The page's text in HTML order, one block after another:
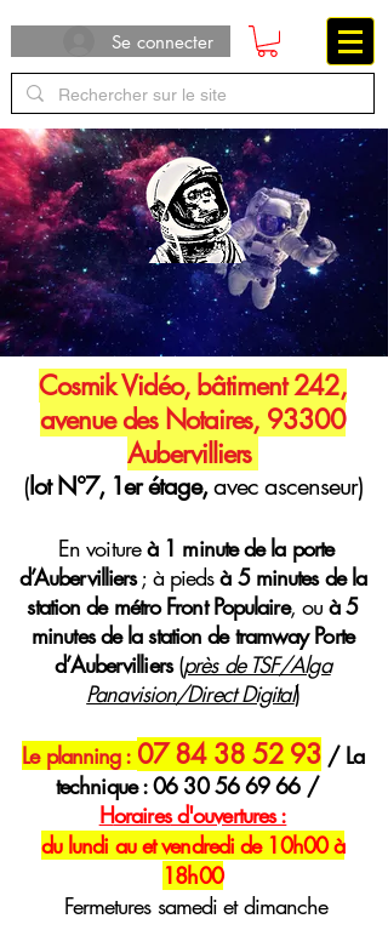
Se connecter
Cosmik Vidéo, bâtiment 242,
avenue des Notaires, 93300
Aubervilliers
(lot N°7, 1er étage,avec ascenseur)
En voitureà 1 minute de la porte
d’Aubervilliers; à piedsà 5 minutes de la
station de métro Front Populaire, ouà 5
minutes de la station de tramway Porte
d’Aubervilliers(près de TSF/Alga
Panavision/Direct Digital)
Le planning : 07 84 38 52 93 / La
technique :06 30 56 69 66/
Horairesd'ouvertures :
du lundi au et vendredi de 10h00 à
18h00
Fermetures samedi et dimanche